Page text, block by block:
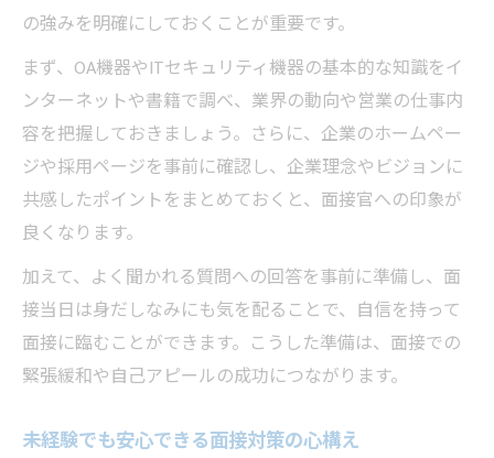
の強みを明確にしておくことが重要です。
まず、OA機器やITセキュリティ機器の基本的な知識をイ
ンターネットや書籍で調べ、業界の動向や営業の仕事内
容を把握しておきましょう。さらに、企業のホームペー
ジや採用ページを事前に確認し、企業理念やビジョンに
共感したポイントをまとめておくと、面接官への印象が
良くなります。
加えて、よく聞かれる質問への回答を事前に準備し、面
接当日は身だしなみにも気を配ることで、自信を持って
面接に臨むことができます。こうした準備は、面接での
緊張緩和や自己アピールの成功につながります。
未経験でも安心できる面接対策の心構え